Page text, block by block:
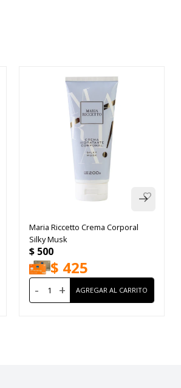
Maria Riccetto Crema Corporal
Silky Musk
$ 500
$ 425
- +